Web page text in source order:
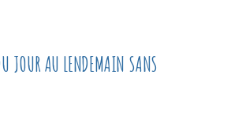
JOUR AU LENDEMAIN SANS